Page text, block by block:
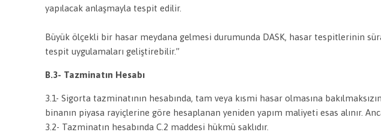
yapılacak anlaşmayla tespit edilir.
Büyük ölçekli bir hasar meydana gelmesi durumunda DASK, hasar tespitlerinin
tespit uygulamaları geliştirebilir.”
B.3- Tazminatın Hesabı
3.1- Sigorta tazminatının hesabında, tam veya kısmi hasar olmasına
binanın piyasa rayiçlerine göre hesaplanan yeniden yapım maliyeti esas alınır.
3.2- Tazminatın hesabında C.2 maddesi hükmü saklıdır.